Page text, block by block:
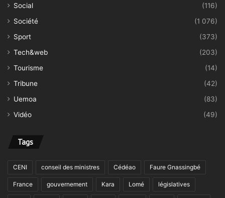
Social
(116)
Société
(1 076)
Sport
(373)
Tech&web
(203)
Tourisme
(14)
Tribune
(42)
Uemoa
(83)
Vidéo
(49)
Tags
CENI conseil des ministres Cédéao Faure Gnassingbé
France gouvernement Kara Lomé législatives